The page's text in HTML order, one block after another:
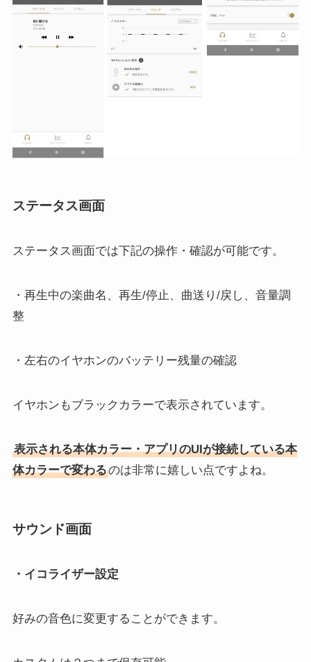
ステータス画面
ステータス画面では下記の操作・確認が可能です。
・再生中の楽曲名、再生/停止、曲送り/戻し、音量調
整
・左右のイヤホンのバッテリー残量の確認
イヤホンもブラックカラーで表示されています。
表示される本体カラー・アプリのUIが接続している本
体カラーで変わるのは非常に嬉しい点ですよね。
サウンド画面
・イコライザー設定
好みの音色に変更することができます。